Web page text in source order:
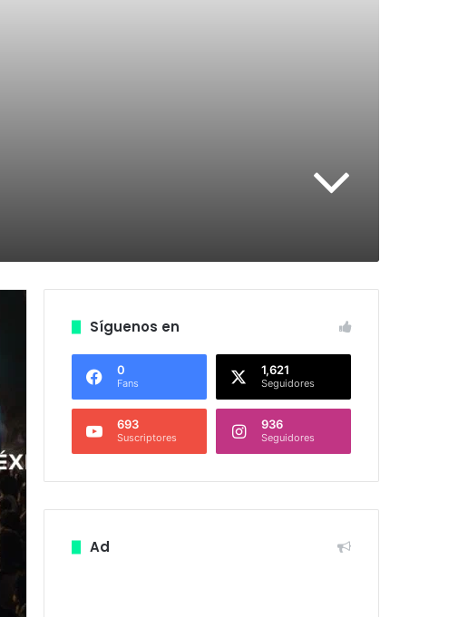
Síguenos en
0
Fans
1,621
Seguidores
693
Suscriptores
936
Seguidores
Ad